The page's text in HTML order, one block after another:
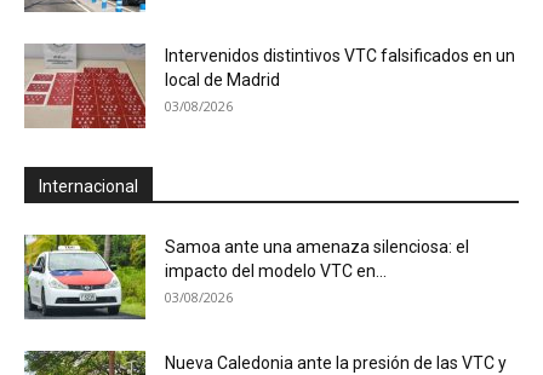
Intervenidos distintivos VTC falsificados en un
local de Madrid
03/08/2026
Internacional
Samoa ante una amenaza silenciosa: el
impacto del modelo VTC en...
03/08/2026
Nueva Caledonia ante la presión de las VTC y